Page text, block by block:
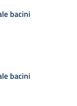
bacini
bacini